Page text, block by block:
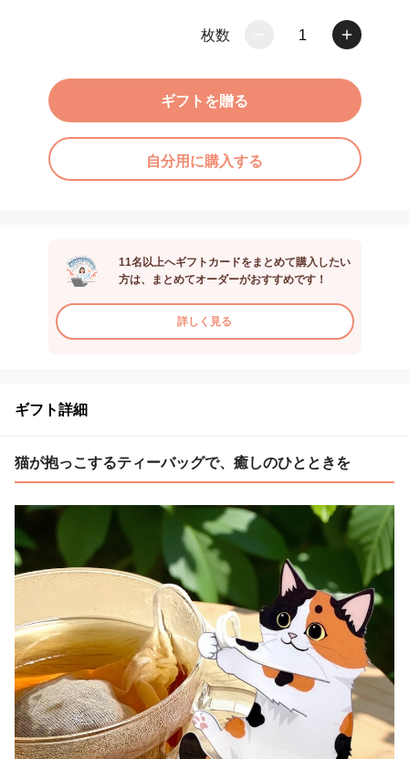
枚数 1
ギフトを贈る
自分用に購入する
11名以上へギフトカードをまとめて購入したい
方は、まとめてオーダーがおすすめです！
詳しく見る
ギフト詳細
猫が抱っこするティーバッグで、癒しのひとときを